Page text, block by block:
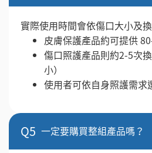
實際使用時間會依傷口大小及
皮膚保護產品約可提供
傷口照護產品則約2-5次
小）
使用者可依自身照護需求
Q5 一定要購買整組產品嗎？